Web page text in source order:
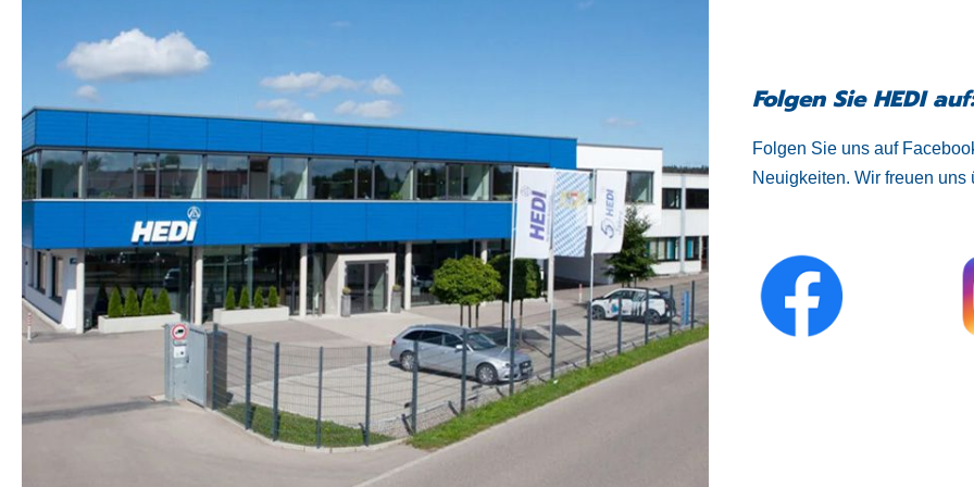
Folgen Sie HEDI auf:
Folgen Sie uns auf
Neuigkeiten. Wir freuen